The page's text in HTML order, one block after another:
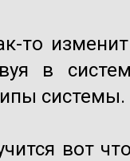
то
в
системы.
вот